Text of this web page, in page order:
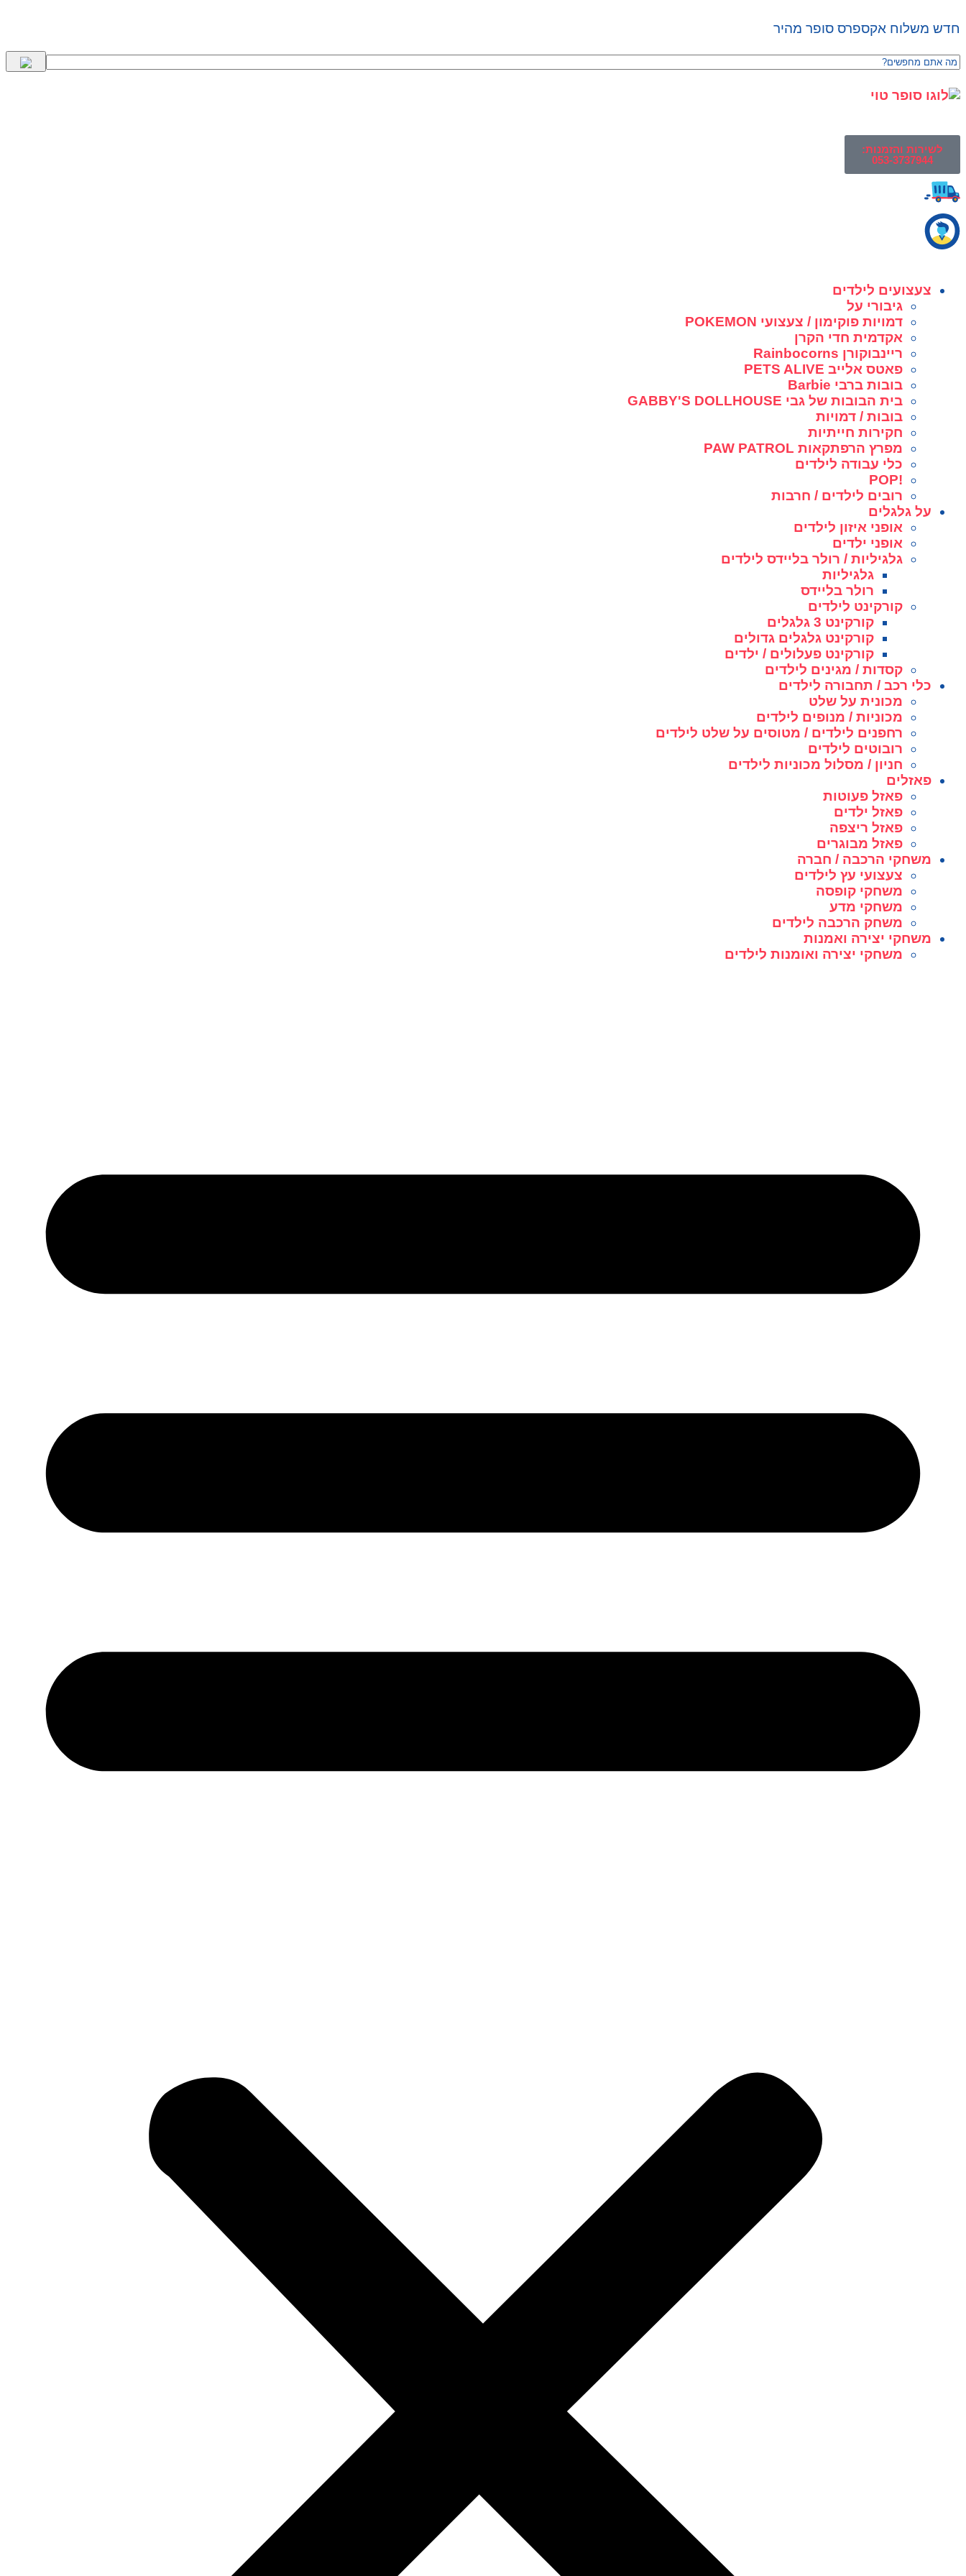
חדש משלוח אקספרס סופר מהיר
לשירות והזמנות:
053-3737944
צעצועים לילדים
גיבורי על
דמויות פוקימון / צעצועי POKEMON
אקדמית חדי הקרן
ריינבוקורן Rainbocorns
פאטס אלייב PETS ALIVE
בובות ברבי Barbie
בית הבובות של גבי GABBY'S DOLLHOUSE
בובות / דמויות
חקירות חייתיות
מפרץ הרפתקאות PAW PATROL
כלי עבודה לילדים
!POP
רובים לילדים / חרבות
על גלגלים
אופני איזון לילדים
אופני ילדים
גלגיליות / רולר בליידס לילדים
גלגיליות
רולר בליידס
קורקינט לילדים
קורקינט 3 גלגלים
קורקינט גלגלים גדולים
קורקינט פעלולים / ילדים
קסדות / מגינים לילדים
כלי רכב / תחבורה לילדים
מכונית על שלט
מכוניות / מנופים לילדים
רחפנים לילדים / מטוסים על שלט לילדים
רובוטים לילדים
חניון / מסלול מכוניות לילדים
פאזלים
פאזל פעוטות
פאזל ילדים
פאזל ריצפה
פאזל מבוגרים
משחקי הרכבה / חברה
צעצועי עץ לילדים
משחקי קופסה
משחקי מדע
משחק הרכבה לילדים
משחקי יצירה ואמנות
משחקי יצירה ואומנות לילדים